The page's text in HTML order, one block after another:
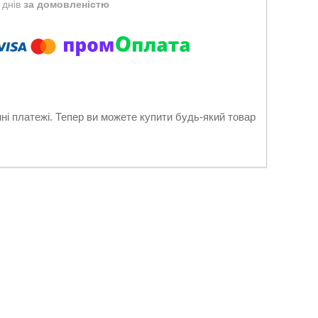
за домовленістю
платежі. Тепер ви можете купити будь-який товар